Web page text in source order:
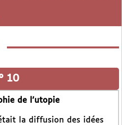
10
de l’utopie
la diffusion des idées